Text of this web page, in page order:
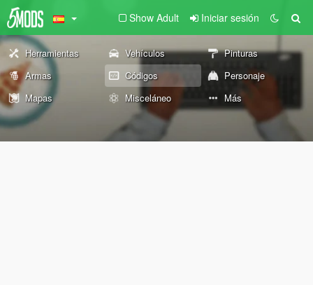
Show Adult Iniciar sesión
Herramientas Vehículos
Pinturas
Armas
Códigos
Personaje
Mapas
Misceláneo Más